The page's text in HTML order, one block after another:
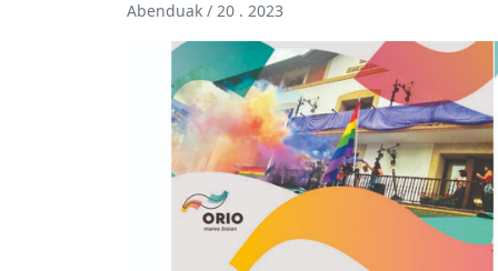
Abenduak / 20 . 2023